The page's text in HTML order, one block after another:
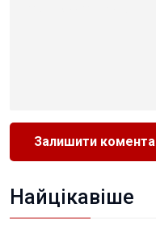
Найцікавіше